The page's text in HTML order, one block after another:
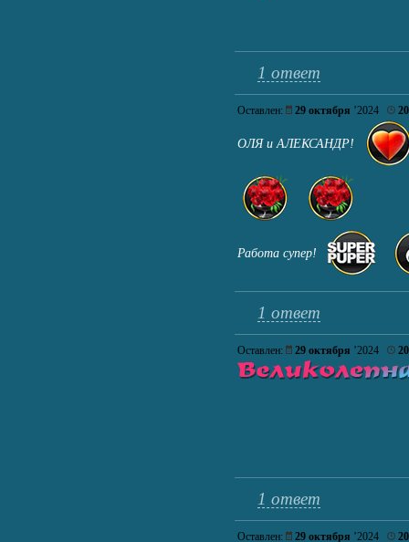
1 ответ
Оставлен: 29 октября ’2024
ОЛЯ и АЛЕКСАНДР!
Работа супер!
1 ответ
Оставлен: 29 октября ’2024
1 ответ
Оставлен: 29 октября ’2024